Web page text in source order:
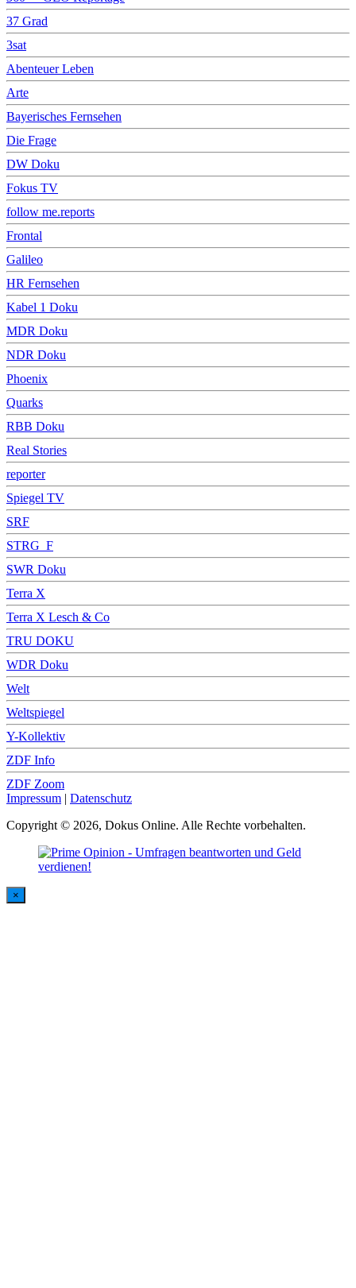
37 Grad
3sat
Abenteuer Leben
Arte
Bayerisches Fernsehen
Die Frage
DW Doku
Fokus TV
follow me.reports
Frontal
Galileo
HR Fernsehen
Kabel 1 Doku
MDR Doku
NDR Doku
Phoenix
Quarks
RBB Doku
Real Stories
reporter
Spiegel TV
SRF
STRG_F
SWR Doku
Terra X
Terra X Lesch & Co
TRU DOKU
WDR Doku
Welt
Weltspiegel
Y-Kollektiv
ZDF Info
ZDF Zoom
Impressum | Datenschutz
Copyright © 2026, Dokus Online. Alle Rechte vorbehalten.
×